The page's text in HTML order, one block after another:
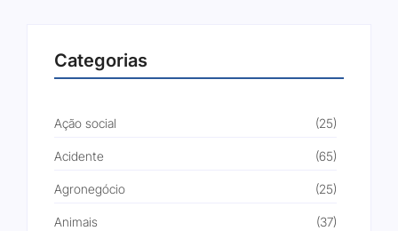
Categorias
Ação social (25)
Acidente (65)
Agronegócio (25)
Animais (37)